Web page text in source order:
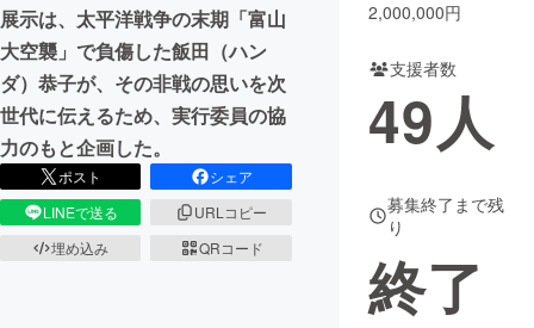
展示は、太平洋戦争の末期「富山
大空襲」で負傷した飯田（ハン
ダ）恭子が、その非戦の思いを次
世代に伝えるため、実行委員の協
力のもと企画した。
ポスト
シェア
LINEで送る
URLコピー
埋め込み
QRコード
2,000,000円
支援者数
49人
募集終了まで残
り
終了